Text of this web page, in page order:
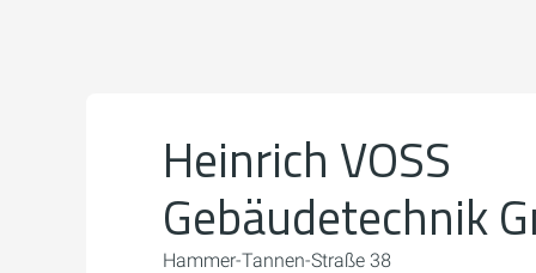
Heinrich VOSS
Gebäudetechnik
Hammer-Tannen-Straße 38